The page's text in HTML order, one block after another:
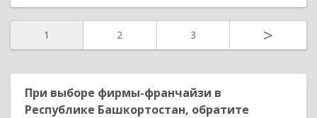
1 2 3 >
При выборе фирмы-франчайзи в
Республике Башкортостан, обратите